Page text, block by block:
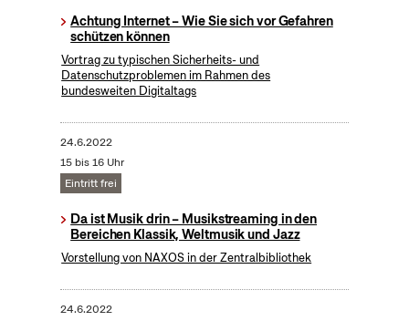
Achtung Internet – Wie Sie sich vor Gefahren
schützen können
Vortrag zu typischen Sicherheits- und
Datenschutzproblemen im Rahmen des
bundesweiten Digitaltags
24.6.2022
15 bis 16 Uhr
Eintritt frei
Da ist Musik drin – Musikstreaming in den
Bereichen Klassik, Weltmusik und Jazz
Vorstellung von NAXOS in der Zentralbibliothek
24.6.2022